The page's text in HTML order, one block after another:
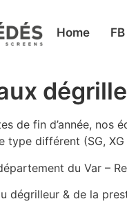
Home
de fin d’année, nos
type différent (SG,
du Var –
dégrilleur & de la